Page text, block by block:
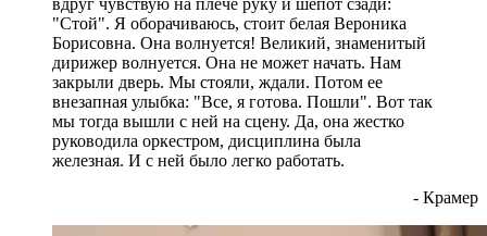
вдруг чувствую на плече руку и шепот сзади:
"Стой". Я оборачиваюсь, стоит белая Вероника
Борисовна. Она волнуется! Великий, знаменитый
дирижер волнуется. Она не может начать. Нам
закрыли дверь. Мы стояли, ждали. Потом ее
внезапная улыбка: "Все, я готова. Пошли". Вот так
мы тогда вышли с ней на сцену. Да, она жестко
руководила оркестром, дисциплина была
железная. И с ней было легко работать.
- Крамер